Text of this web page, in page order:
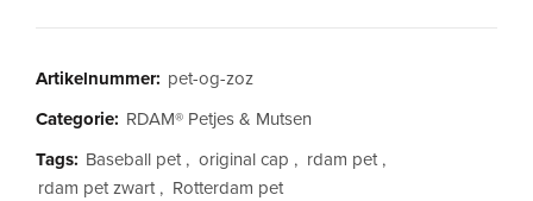
Artikelnummer: pet-og-zoz
Categorie: RDAM® Petjes & Mutsen
Tags: Baseball pet , original cap , rdam pet ,
rdam pet zwart , Rotterdam pet